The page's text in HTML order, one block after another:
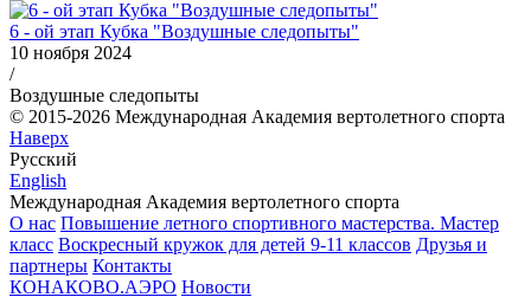
6 - ой этап Кубка "Воздушные следопыты"
10 ноября 2024
/
Воздушные следопыты
© 2015-2026 Международная Академия вертолетного спорта
Наверх
Русский
English
Международная Академия вертолетного спорта
О нас Повышение летного спортивного мастерства. Мастер
класс Воскресный кружок для детей 9-11 классов Друзья и
партнеры Контакты
КОНАКОВО.АЭРО Новости